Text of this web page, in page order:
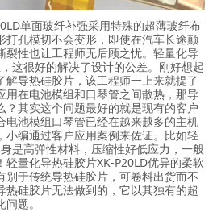
单面玻纤补强采用特殊的超薄玻纤布
打孔模切不会变形，即使在汽车长途颠
裂性也让工程师无后顾之忧。轻量化导
这很好的解决了设计的公差。刚好想起
导热硅胶片，该工程师一上来就提了
用在电池模组和口琴管之间散热，那导
？其实这个问题最好的就是现有的客户
电池模组口琴管已经在越来越多的主机
小编通过客户应用案例来佐证。比如轻
是高弹性材料，压缩性好低应力，一般
量化导热硅胶片XK-P20LD优异的柔软
别于传统导热硅胶片，可卷料出货而不
热硅胶片无法做到的，它以其独有的超
题。